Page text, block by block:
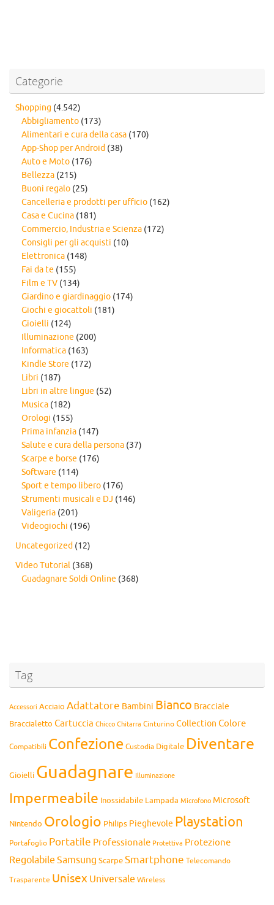
Categorie
Shopping (4.542)
Abbigliamento (173)
Alimentari e cura della casa (170)
App-Shop per Android (38)
Auto e Moto (176)
Bellezza (215)
Buoni regalo (25)
Cancelleria e prodotti per ufficio (162)
Casa e Cucina (181)
Commercio, Industria e Scienza (172)
Consigli per gli acquisti (10)
Elettronica (148)
Fai da te (155)
Film e TV (134)
Giardino e giardinaggio (174)
Giochi e giocattoli (181)
Gioielli (124)
Illuminazione (200)
Informatica (163)
Kindle Store (172)
Libri (187)
Libri in altre lingue (52)
Musica (182)
Orologi (155)
Prima infanzia (147)
Salute e cura della persona (37)
Scarpe e borse (176)
Software (114)
Sport e tempo libero (176)
Strumenti musicali e DJ (146)
Valigeria (201)
Videogiochi (196)
Uncategorized (12)
Video Tutorial (368)
Guadagnare Soldi Online (368)
Tag
Accessori Acciaio Adattatore Bambini Bianco Bracciale
Braccialetto Cartuccia Chicco Chitarra Cinturino Collection Colore
Compatibili Confezione Custodia Digitale Diventare
Gioielli Guadagnare Illuminazione
Impermeabile Inossidabile Lampada Microfono Microsoft
Nintendo Orologio Philips Pieghevole Playstation
Portafoglio Portatile Professionale Protettiva Protezione
Regolabile Samsung ScarpeSmartphone Telecomando
Trasparente Unisex Universale Wireless